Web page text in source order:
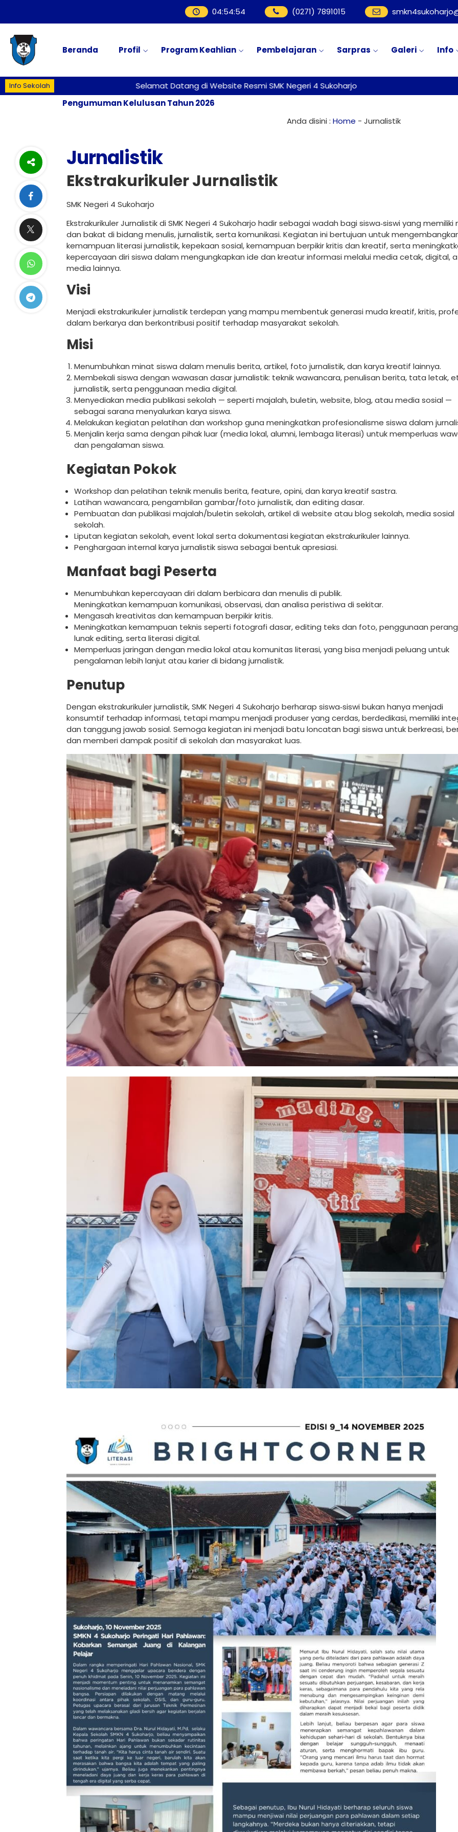
04:54:55 (0271) 7891015
Beranda Profil Program Keahlian Pembelajaran Sarpras Galeri Info
Pengumuman Kelulusan Tahun 2026
Info Sekolah Selamat Datang di Website Resmi SMK Negeri 4 Sukoharjo
Anda disini : Home - Jurnalistik
Jurnalistik
Ekstrakurikuler Jurnalistik
SMK Negeri 4 Sukoharjo
Ekstrakurikuler Jurnalistik di SMK Negeri 4 Sukoharjo hadir sebagai wadah bagi siswa‑siswi yang memiliki
dan bakat di bidang menulis, jurnalistik, serta komunikasi. Kegiatan ini bertujuan untuk
kemampuan literasi jurnalistik, kepekaan sosial, kemampuan berpikir kritis dan kreatif, serta
kepercayaan diri siswa dalam mengungkapkan ide dan kreatur informasi melalui media cetak, digital,
media lainnya.
Visi
Menjadi ekstrakurikuler jurnalistik terdepan yang mampu membentuk generasi muda kreatif, kritis,
dalam berkarya dan berkontribusi positif terhadap masyarakat sekolah.
Misi
Menumbuhkan minat siswa dalam menulis berita, artikel, foto jurnalistik, dan karya kreatif lainnya.
Membekali siswa dengan wawasan dasar jurnalistik: teknik wawancara, penulisan berita, tata letak,
jurnalistik, serta penggunaan media digital.
Menyediakan media publikasi sekolah — seperti majalah, buletin, website, blog, atau media sosial —
sebagai sarana menyalurkan karya siswa.
Melakukan kegiatan pelatihan dan workshop guna meningkatkan profesionalisme siswa dalam
Menjalin kerja sama dengan pihak luar (media lokal, alumni, lembaga literasi) untuk memperluas
dan pengalaman siswa.
Kegiatan Pokok
Workshop dan pelatihan teknik menulis berita, feature, opini, dan karya kreatif sastra.
Latihan wawancara, pengambilan gambar/foto jurnalistik, dan editing dasar.
Pembuatan dan publikasi majalah/buletin sekolah, artikel di website atau blog sekolah, media sosial
sekolah.
Liputan kegiatan sekolah, event lokal serta dokumentasi kegiatan ekstrakurikuler lainnya.
Penghargaan internal karya jurnalistik siswa sebagai bentuk apresiasi.
Manfaat bagi Peserta
Menumbuhkan kepercayaan diri dalam berbicara dan menulis di publik.
Meningkatkan kemampuan komunikasi, observasi, dan analisa peristiwa di sekitar.
Mengasah kreativitas dan kemampuan berpikir kritis.
Meningkatkan kemampuan teknis seperti fotografi dasar, editing teks dan foto, penggunaan
lunak editing, serta literasi digital.
Memperluas jaringan dengan media lokal atau komunitas literasi, yang bisa menjadi peluang untuk
pengalaman lebih lanjut atau karier di bidang jurnalistik.
Penutup
Dengan ekstrakurikuler jurnalistik, SMK Negeri 4 Sukoharjo berharap siswa‑siswi bukan hanya menjadi
konsumtif terhadap informasi, tetapi mampu menjadi produser yang cerdas, berdedikasi, memiliki
dan tanggung jawab sosial. Semoga kegiatan ini menjadi batu loncatan bagi siswa untuk berkreasi,
dan memberi dampak positif di sekolah dan masyarakat luas.